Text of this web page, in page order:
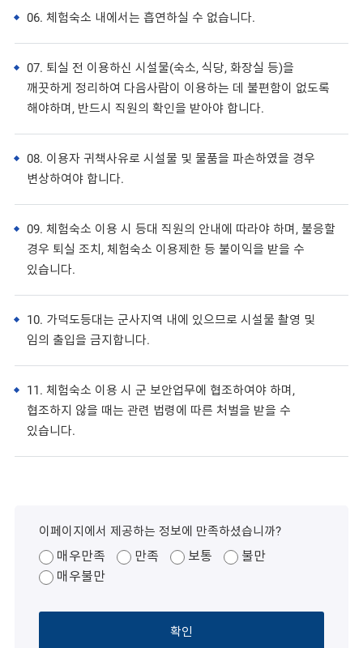
06. 체험숙소 내에서는 흡연하실 수 없습니다.
07. 퇴실 전 이용하신 시설물(숙소, 식당, 화장실 등)을
깨끗하게 정리하여 다음사람이 이용하는 데 불편함이 없도록
해야하며, 반드시 직원의 확인을 받아야 합니다.
08. 이용자 귀책사유로 시설물 및 물품을 파손하였을 경우
변상하여야 합니다.
09. 체험숙소 이용 시 등대 직원의 안내에 따라야 하며, 불응할
경우 퇴실 조치, 체험숙소 이용제한 등 불이익을 받을 수
있습니다.
10. 가덕도등대는 군사지역 내에 있으므로 시설물 촬영 및
임의 출입을 금지합니다.
11. 체험숙소 이용 시 군 보안업무에 협조하여야 하며,
협조하지 않을 때는 관련 법령에 따른 처벌을 받을 수
있습니다.
이페이지에서 제공하는 정보에 만족하셨습니까?
매우만족 만족 보통
불만
매우불만
확인